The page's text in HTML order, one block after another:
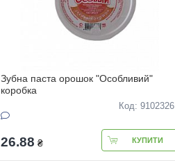
Зубна паста орошок "Особливий"
коробка
Код: 9102326
26.88 ₴ КУПИТИ